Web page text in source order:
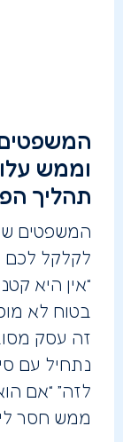
וממש
תהליך
המשפטים
לקלקל לכם
“אין היא
בטוח לא
זה עסק
נתחיל עם
לזה” “אם
ממש חסר לי